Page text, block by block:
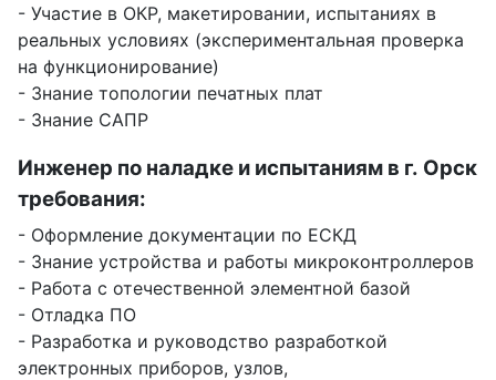
- Участие в ОКР, макетировании, испытаниях в
реальных условиях (экспериментальная проверка
на функционирование)
- Знание топологии печатных плат
- Знание САПР
Инженер по наладке и испытаниям в г. Орск
требования:
- Оформление документации по ЕСКД
- Знание устройства и работы микроконтроллеров
- Работа с отечественной элементной базой
- Отладка ПО
- Разработка и руководство разработкой
электронных приборов, узлов,